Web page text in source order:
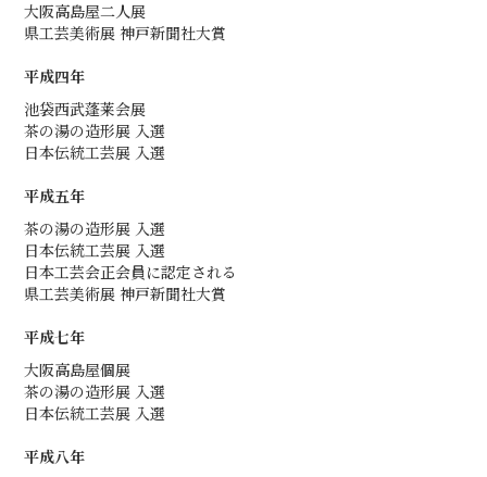
大阪高島屋二人展
県工芸美術展 神戸新聞社大賞
平成四年
池袋西武蓬莱会展
茶の湯の造形展 入選
日本伝統工芸展 入選
平成五年
茶の湯の造形展 入選
日本伝統工芸展 入選
日本工芸会正会員に認定される
県工芸美術展 神戸新聞社大賞
平成七年
大阪高島屋個展
茶の湯の造形展 入選
日本伝統工芸展 入選
平成八年